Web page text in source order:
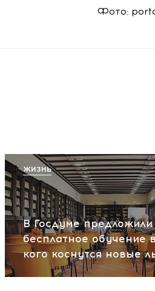
Фото:
В Госдуме предложили
бесплатное обучение
кого коснутся новые
ЖИЗНЬ